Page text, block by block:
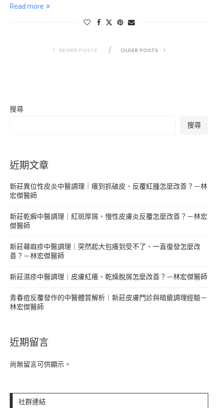
Read more
NEWER POSTS OLDER POSTS
搜尋
搜尋
近期文章
新莊異位性皮炎中醫調理｜癢到抓破皮、反覆紅腫怎麼改善？－林
宏傑醫師
新莊乾癬中醫調理｜紅斑厚屑、慢性皮膚炎反覆怎麼改善？－林宏
傑醫師
新莊蕁麻疹中醫調理｜突然起大包癢到受不了、一直復發怎麼改
善？－林宏傑醫師
新莊濕疹中醫調理｜皮膚紅癢、乾燥脫屑怎麼改善？－林宏傑醫師
青春痘反覆發作的中醫體質解析｜新莊皮膚門診與暗瘡調理經驗－
林宏傑醫師
近期留言
尚無留言可供顯示。
社群連結